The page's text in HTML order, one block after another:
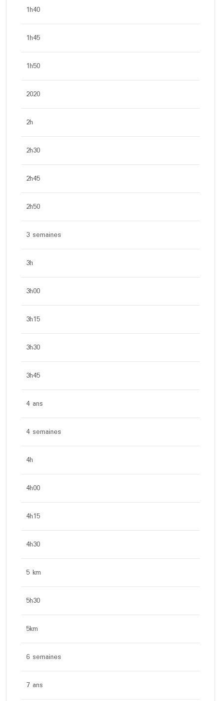
1h40
1h45
1h50
2020
2h
2h30
2h45
2h50
3 semaines
3h
3h00
3h15
3h30
3h45
4 ans
4 semaines
4h
4h00
4h15
4h30
5 km
5h30
5km
6 semaines
7 ans